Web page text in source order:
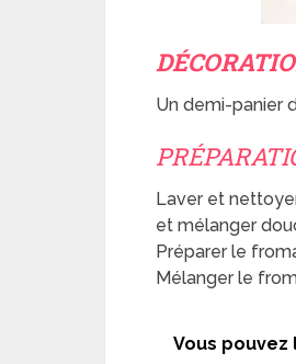
Un demi-panier
Laver et
et mélanger
Préparer le
Mélanger le
Vous pouvez